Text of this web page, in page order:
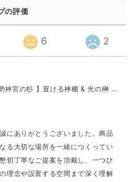
の評価
6 2
【 頂点セット 伊勢神宮の杉 】置ける神棚 & 光の榊 & 光のお供え プレミア［神具 地平 付き］
にありがとうございました。商品
る大切な場所を一緒につくってい
切丁寧なご提案を頂戴し、一つひ
理念や設置する空間まで深く理解